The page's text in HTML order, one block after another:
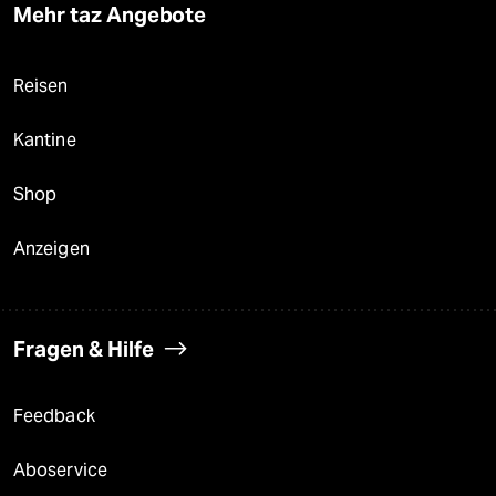
Mehr taz Angebote
Reisen
Kantine
Shop
Anzeigen
Fragen & Hilfe
Feedback
Aboservice